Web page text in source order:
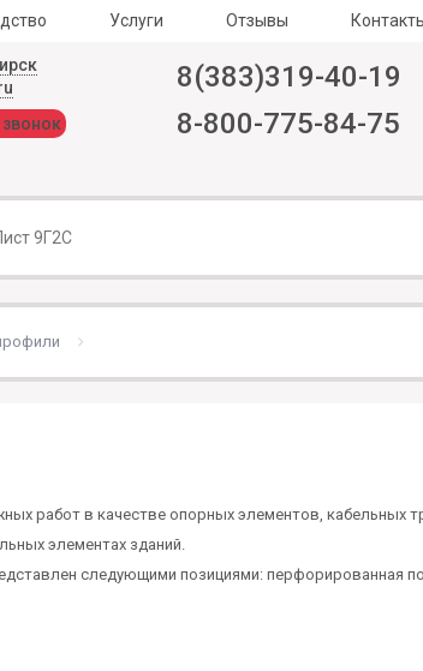
Услуги Отзывы
8(383)319-40-19
8-800-775-84-75
работ в качестве опорных элементов, кабельных
элементах зданий.
следующими позициями: перфорированная